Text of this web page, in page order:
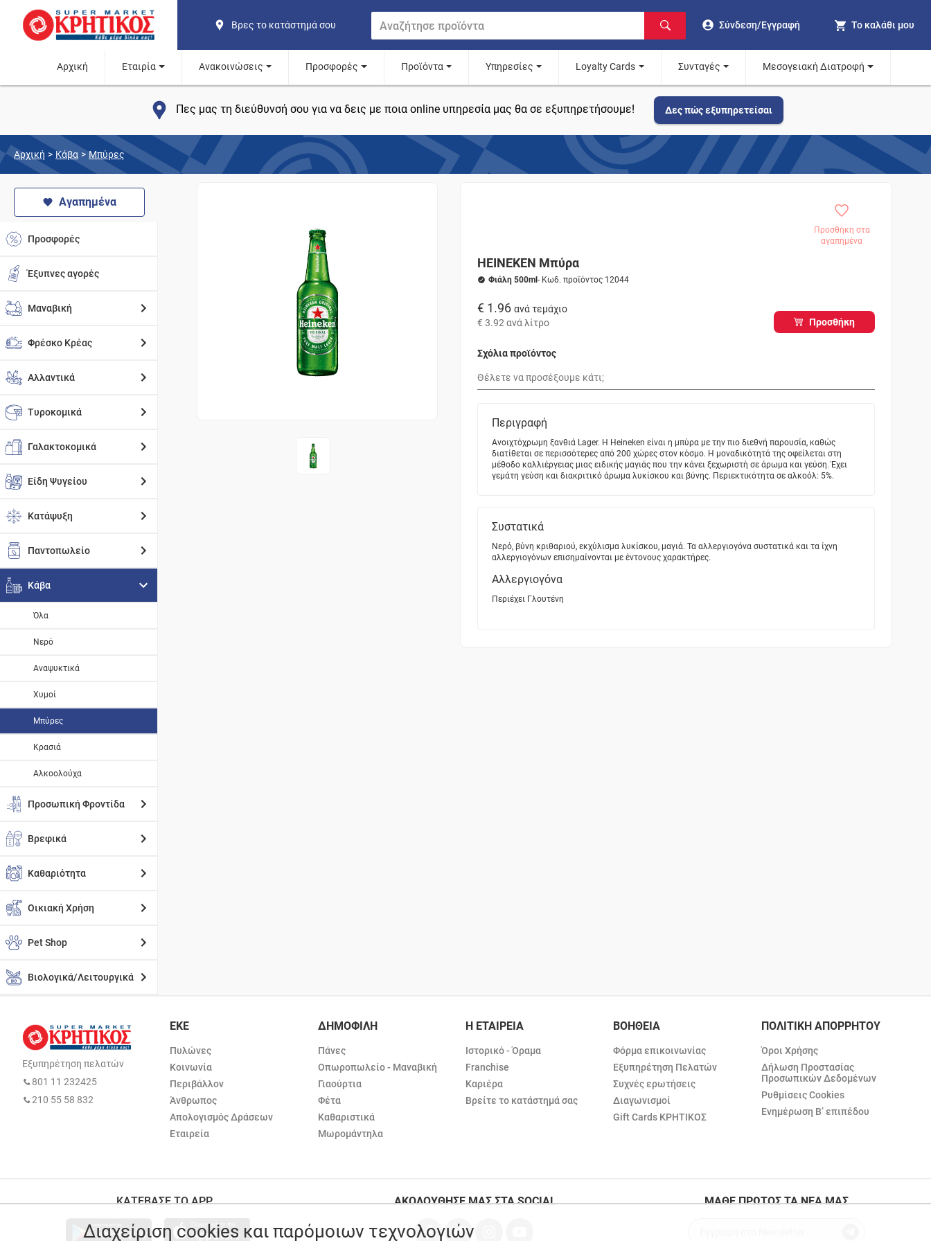
Βρες το κατάστημά σου Σύνδεση/Εγγραφή Το καλάθι μου
Αρχική Εταιρία Ανακοινώσεις Προσφορές Προϊόντα Υπηρεσίες Loyalty Cards Συνταγές Μεσογειακή Διατροφή
Πες μας τη διεύθυνσή σου για να δεις με ποια online υπηρεσία μας θα σε εξυπηρετήσουμε! Δες πώς εξυπηρετείσαι
Αρχική > Κάβα > Μπύρες
Αγαπημένα
Προσφορές
Έξυπνες αγορές
Μαναβική
Φρέσκο Κρέας
Αλλαντικά
Τυροκομικά
Γαλακτοκομικά
Είδη Ψυγείου
Κατάψυξη
Παντοπωλείο
Κάβα
Όλα
Νερό
Αναψυκτικά
Χυμοί
Μπύρες
Κρασιά
Αλκοολούχα
Προσωπική Φροντίδα
Βρεφικά
Καθαριότητα
Οικιακή Χρήση
Pet Shop
Βιολογικά/Λειτουργικά
Προσθήκη στα
αγαπημένα
HEINEKEN Μπύρα
Φιάλη 500ml - Κωδ. προϊόντος 12044
€ 1.96 ανά τεμάχιο
€ 3.92 ανά λίτρο Προσθήκη
Σχόλια προϊόντος
Περιγραφή
Ανοιχτόχρωμη ξανθιά Lager. Η Heineken είναι η μπύρα με την πιο διεθνή παρουσία, καθώς
διατίθεται σε περισσότερες από 200 χώρες στον κόσμο. Η μοναδικότητά της οφείλεται στη
μέθοδο καλλιέργειας μιας ειδικής μαγιάς που την κάνει ξεχωριστή σε άρωμα και γεύση. Έχει
γεμάτη γεύση και διακριτικό άρωμα λυκίσκου και βύνης. Περιεκτικότητα σε αλκοόλ: 5%.
Συστατικά
Νερό, βύνη κριθαριού, εκχύλισμα λυκίσκου, μαγιά. Τα αλλεργιογόνα συστατικά και τα ίχνη
αλλεργιογόνων επισημαίνονται με έντονους χαρακτήρες.
Αλλεργιογόνα
Περιέχει Γλουτένη
Εξυπηρέτηση πελατών
801 11 232425
210 55 58 832
ΕΚΕ
Πυλώνες
Κοινωνία
Περιβάλλον
Άνθρωπος
Απολογισμός Δράσεων
Εταιρεία
ΔΗΜΟΦΙΛΗ
Πάνες
Οπωροπωλείο - Μαναβική
Γιαούρτια
Φέτα
Καθαριστικά
Μωρομάντηλα
Η ΕΤΑΙΡΕΙΑ
Ιστορικό - Όραμα
Franchise
Καριέρα
Βρείτε το κατάστημά σας
ΒΟΗΘΕΙΑ
Φόρμα επικοινωνίας
Εξυπηρέτηση Πελατών
Συχνές ερωτήσεις
Διαγωνισμοί
Gift Cards ΚΡΗΤΙΚΟΣ
ΠΟΛΙΤΙΚΗ ΑΠΟΡΡΗΤΟΥ
Όροι Χρήσης
Δήλωση Προστασίας
Προσωπικών Δεδομένων
Ρυθμίσεις Cookies
Ενημέρωση Β’ επιπέδου
ΚΑΤΕΒΑΣΕ ΤΟ APP ΑΚΟΛΟΥΘΗΣΕ ΜΑΣ ΣΤΑ SOCIAL ΜΑΘΕ ΠΡΩΤΟΣ ΤΑ ΝΕΑ ΜΑΣ
Διαχείριση cookies και παρόμοιων τεχνολογιών